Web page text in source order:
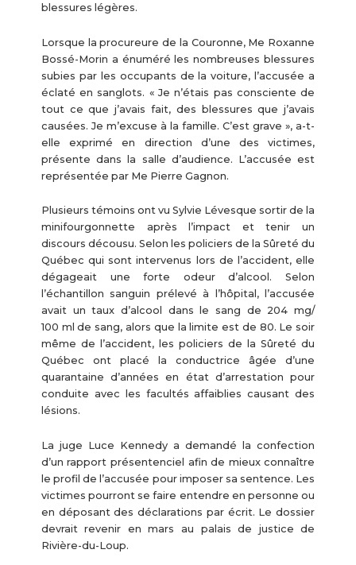
blessures légères.
Lorsque la procureure de la Couronne, Me Roxanne
Bossé-Morin a énuméré les nombreuses blessures
subies par les occupants de la voiture, l’accusée a
éclaté en sanglots. « Je n’étais pas consciente de
tout ce que j’avais fait, des blessures que j’avais
causées. Je m’excuse à la famille. C’est grave », a-t-
elle exprimé en direction d’une des victimes,
présente dans la salle d’audience. L’accusée est
représentée par Me Pierre Gagnon.
Plusieurs témoins ont vu Sylvie Lévesque sortir de la
minifourgonnette après l’impact et tenir un
discours décousu. Selon les policiers de la Sûreté du
Québec qui sont intervenus lors de l’accident, elle
dégageait une forte odeur d’alcool. Selon
l’échantillon sanguin prélevé à l’hôpital, l’accusée
avait un taux d’alcool dans le sang de 204 mg/
100 ml de sang, alors que la limite est de 80. Le soir
même de l’accident, les policiers de la Sûreté du
Québec ont placé la conductrice âgée d’une
quarantaine d’années en état d’arrestation pour
conduite avec les facultés affaiblies causant des
lésions.
La juge Luce Kennedy a demandé la confection
d’un rapport présentenciel afin de mieux connaître
le profil de l’accusée pour imposer sa sentence. Les
victimes pourront se faire entendre en personne ou
en déposant des déclarations par écrit. Le dossier
devrait revenir en mars au palais de justice de
Rivière-du-Loup.